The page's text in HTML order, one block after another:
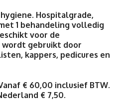
hygiene. Hospitalgrade,
1 behandeling volledig
voor de
wordt gebruikt door
kappers, pedicures en
€ 60,00 inclusief BTW.
€ 7,50.